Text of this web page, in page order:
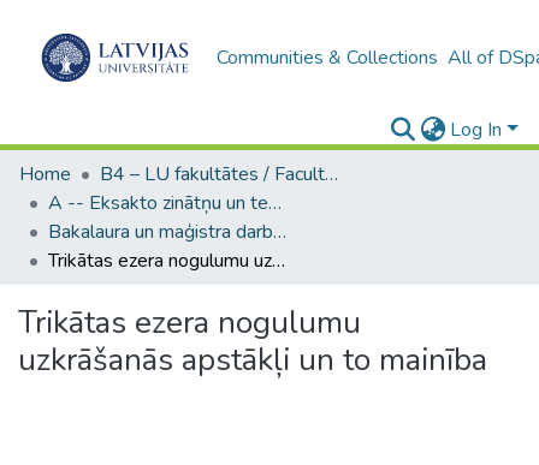
Communities & Collections All of
Log In
Home
B4 – LU fakultātes / Faculties of the UL
A -- Eksakto zinātņu un tehnoloģiju fakultāte / Faculty of Science and Technology
Bakalaura un maģistra darbi (EZTF) / Bachelor's and Master's theses
Trikātas ezera nogulumu uzkrāšanās apstākļi un to mainība
Trikātas ezera nogulumu
uzkrāšanās apstākļi un to mainība